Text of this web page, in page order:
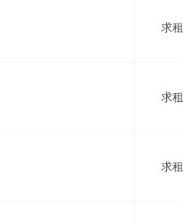
求租
求租
求租